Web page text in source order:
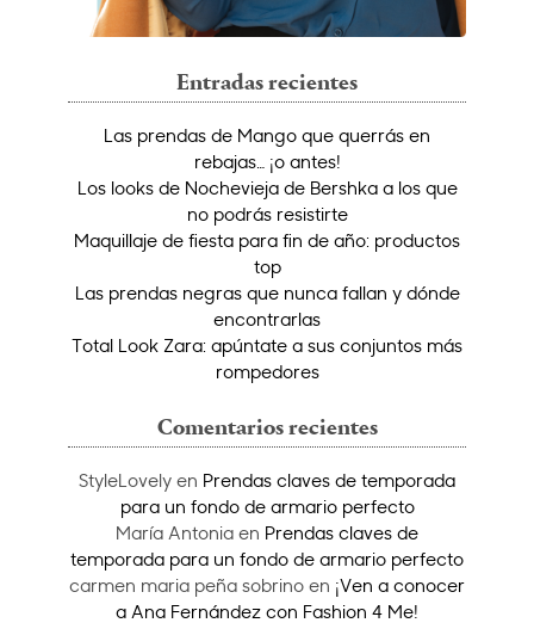
Entradas recientes
Las prendas de Mango que querrás en
rebajas… ¡o antes!
Los looks de Nochevieja de Bershka a los que
no podrás resistirte
Maquillaje de fiesta para fin de año: productos
top
Las prendas negras que nunca fallan y dónde
encontrarlas
Total Look Zara: apúntate a sus conjuntos más
rompedores
Comentarios recientes
StyleLovely en Prendas claves de temporada
para un fondo de armario perfecto
María Antonia en Prendas claves de
temporada para un fondo de armario perfecto
carmen maria peña sobrino en ¡Ven a conocer
a Ana Fernández con Fashion 4 Me!